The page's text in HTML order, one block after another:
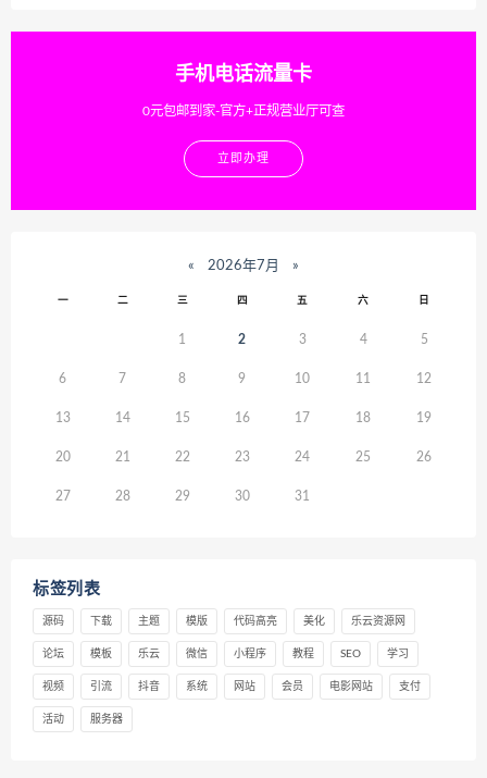
手机电话流量卡
0元包邮到家-官方+正规营业厅可查
立即办理
« 2026年7月 »
一 二 三 四 五 六 日
1 2 3 4 5
6 7 8 9 10 11 12
13 14 15 16 17 18 19
20 21 22 23 24 25 26
27 28 29 30 31
标签列表
源码 下载 主题 模版 代码高亮 美化 乐云资源网
论坛 模板 乐云 微信 小程序 教程 SEO 学习
视频 引流 抖音 系统 网站 会员 电影网站 支付
活动 服务器